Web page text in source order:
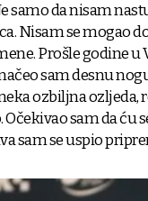
samo da nisam
Nisam se mogao
Prošle godine
sam desnu
ozbiljna
sam da ću
sam se uspio